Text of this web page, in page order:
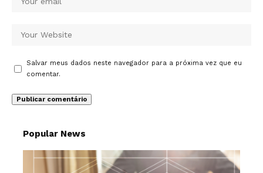
Salvar meus dados neste navegador para a próxima vez que eu
comentar.
Popular News